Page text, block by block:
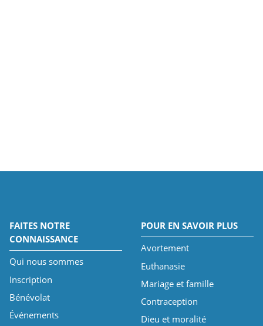
FAITES NOTRE
CONNAISSANCE
Qui nous sommes
Inscription
Bénévolat
Événements
POUR EN SAVOIR PLUS
Avortement
Euthanasie
Mariage et famille
Contraception
Dieu et moralité